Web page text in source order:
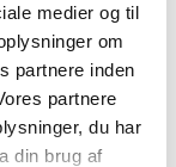
medier og til
om
partnere inden
partnere
du har
din brug af